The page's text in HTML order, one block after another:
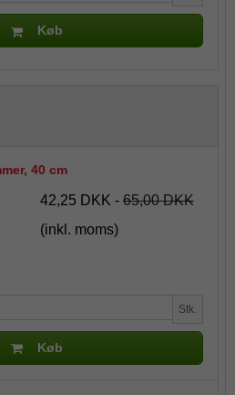
Køb
40 cm
42,25 DKK - 65,00 DKK
(inkl. moms)
Stk.
Køb